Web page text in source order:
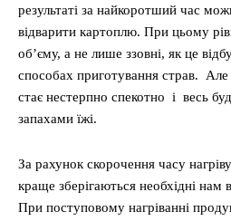
результаті за найкоротший час
відварити картоплю. При цьому
об’єму, а не лише ззовні, як це
способах приготування страв.
стає нестерпно спекотно і весь
запахами їжі.
За рахунок скорочення часу
краще зберігаються необхідні нам
При поступовому нагріванні